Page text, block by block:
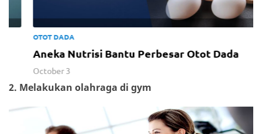
OTOT DADA
Aneka Nutrisi Bantu Perbesar Otot Dada
October 3
2. Melakukan olahraga di gym